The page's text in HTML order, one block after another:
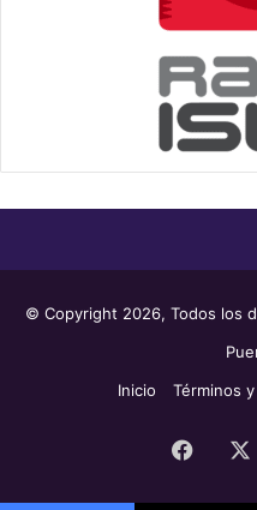
© Copyright 2026, Todos los
Inicio
Términos